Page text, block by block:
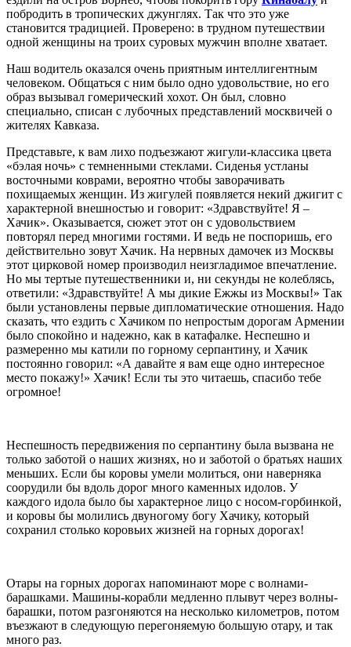
побродить в тропических джунглях. Так что это уже
становится традицией. Проверено: в трудном путешествии
одной женщины на троих суровых мужчин вполне хватает.
Наш водитель оказался очень приятным интеллигентным
человеком. Общаться с ним было одно удовольствие, но его
образ вызывал гомерический хохот. Он был, словно
специально, списан с лубочных представлений москвичей о
жителях Кавказа.
Представьте, к вам лихо подъезжают жигули-классика цвета
«бэлая ночь» с темненными стеклами. Сиденья устланы
восточными коврами, вероятно чтобы заворачивать
похищаемых женщин. Из жигулей появляется некий джигит с
характерной внешностью и говорит: «Здравствуйте! Я –
Хачик». Оказывается, сюжет этот он с удовольствием
повторял перед многими гостями. И ведь не поспоришь, его
действительно зовут Хачик. На нервных дамочек из Москвы
этот цирковой номер производил неизгладимое впечатление.
Но мы тертые путешественники и, ни секунды не колеблясь,
ответили: «Здравствуйте! А мы дикие Ежжы из Москвы!» Так
были установлены первые дипломатические отношения. Надо
сказать, что ездить с Хачиком по непростым дорогам Армении
было спокойно и надежно, как в катафалке. Неспешно и
размеренно мы катили по горному серпантину, и Хачик
постоянно говорил: «А давайте я вам еще одно интересное
место покажу!» Хачик! Если ты это читаешь, спасибо тебе
огромное!
Неспешность передвижения по серпантину была вызвана не
только заботой о наших жизнях, но и заботой о братьях наших
меньших. Если бы коровы умели молиться, они наверняка
соорудили бы вдоль дорог много каменных идолов. У
каждого идола было бы характерное лицо с носом-горбинкой,
и коровы бы молились двуногому богу Хачику, который
сохранил столько коровьих жизней на горных дорогах!
Отары на горных дорогах напоминают море с волнами-
барашками. Машины-корабли медленно плывут через волны-
барашки, потом разгоняются на несколько километров, потом
въезжают в следующую перегоняемую большую отару, и так
много раз.